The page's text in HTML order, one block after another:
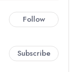
Follow
Subscribe